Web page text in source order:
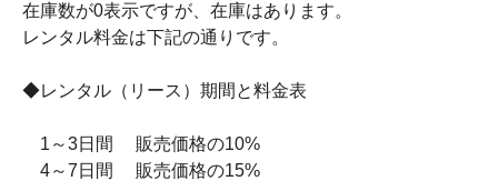
在庫数が0表示ですが、在庫はあります。
レンタル料金は下記の通りです。
◆レンタル（リース）期間と料金表
1～3日間 販売価格の10%
4～7日間 販売価格の15%